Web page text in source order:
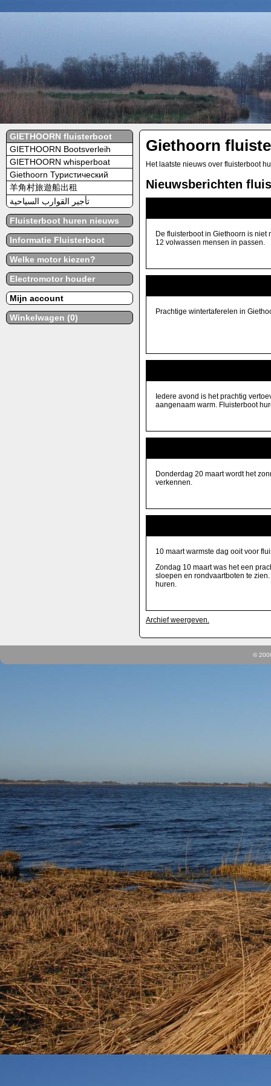
Giethoorn
Het laatste nieuws over fluisterboot
Nieuwsberichten
De fluisterboot in Giethoorn is
12 volwassen mensen in passen.
Prachtige wintertaferelen in
Iedere avond is het prachtig
aangenaam warm. Fluisterboot
Donderdag 20 maart wordt het
verkennen.
10 maart warmste dag ooit voor
Zondag 10 maart was het een
sloepen en rondvaartboten te
huren.
Archief weergeven.
GIETHOORN fluisterboot
GIETHOORN Bootsverleih
GIETHOORN whisperboat
Giethoorn Туристический
羊角村旅遊船出租
تأجير القوارب السياحية
Fluisterboot huren nieuws
Informatie Fluisterboot
Welke motor kiezen?
Electromotor houder
Mijn account
Winkelwagen (0)
©